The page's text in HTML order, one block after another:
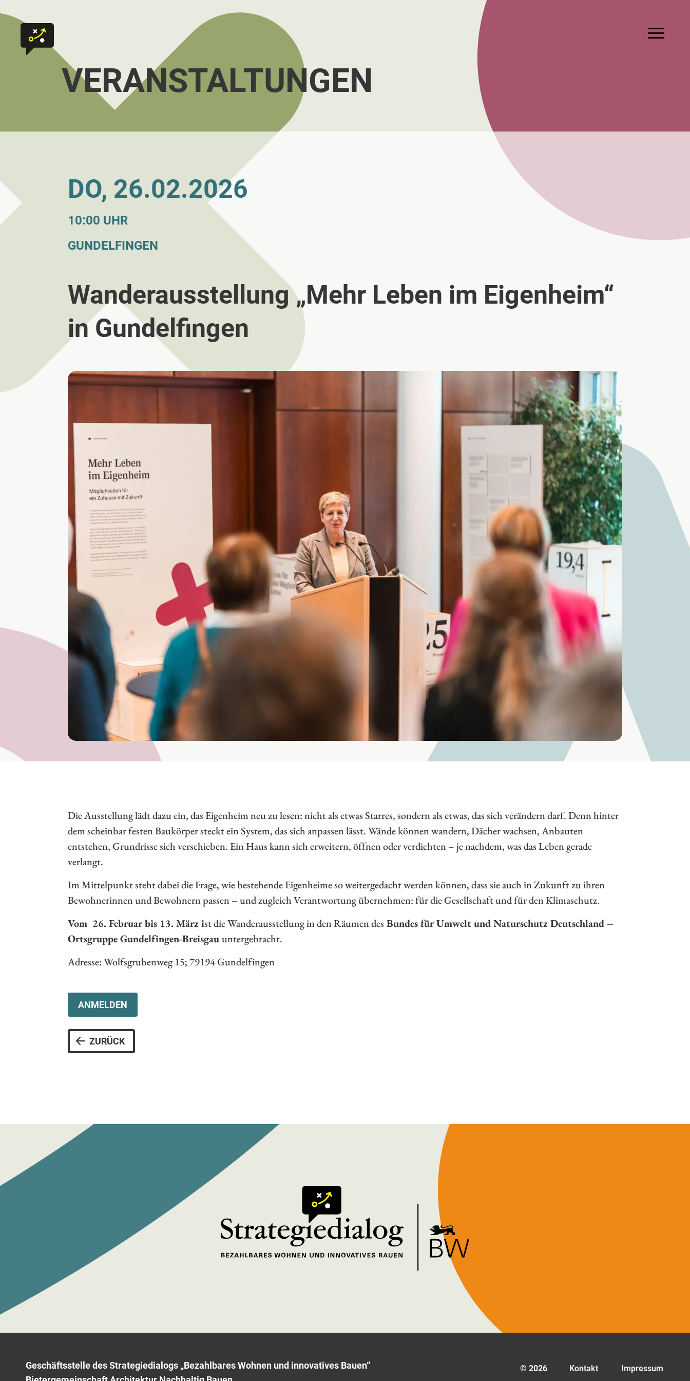
Zur Startseite
VERANSTALTUNGEN
DO, 26.02.2026
10:00 UHR
GUNDELFINGEN
Wanderausstellung „Mehr Leben im Eigenheim“
in Gundelfingen
Die Ausstellung lädt dazu ein, das Eigenheim neu zu lesen: nicht als etwas Starres, sondern als etwas, das sich verändern darf. Denn hinter
dem scheinbar festen Baukörper steckt ein System, das sich anpassen lässt. Wände können wandern, Dächer wachsen, Anbauten
entstehen, Grundrisse sich verschieben. Ein Haus kann sich erweitern, öffnen oder verdichten – je nachdem, was das Leben gerade
verlangt.
Im Mittelpunkt steht dabei die Frage, wie bestehende Eigenheime so weitergedacht werden können, dass sie auch in Zukunft zu ihren
Bewohnerinnen und Bewohnern passen – und zugleich Verantwortung übernehmen: für die Gesellschaft und für den Klimaschutz.
Vom 26. Februar bis 13. März ist die Wanderausstellung in den Räumen des Bundes für Umwelt und Naturschutz Deutschland –
Ortsgruppe Gundelfingen-Breisgauuntergebracht.
Adresse: Wolfsgrubenweg 15; 79194 Gundelfingen
ANMELDEN
ZURÜCK
Geschäftsstelle des Strategiedialogs „Bezahlbares Wohnen und innovatives Bauen“
© 2026 Kontakt Impressum